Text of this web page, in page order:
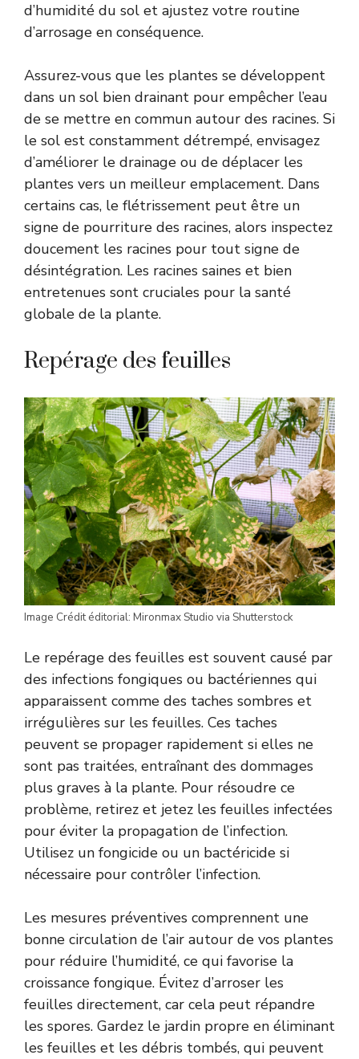
d’humidité du sol et ajustez votre routine
d’arrosage en conséquence.
Assurez-vous que les plantes se développent
dans un sol bien drainant pour empêcher l’eau
de se mettre en commun autour des racines. Si
le sol est constamment détrempé, envisagez
d’améliorer le drainage ou de déplacer les
plantes vers un meilleur emplacement. Dans
certains cas, le flétrissement peut être un
signe de pourriture des racines, alors inspectez
doucement les racines pour tout signe de
désintégration. Les racines saines et bien
entretenues sont cruciales pour la santé
globale de la plante.
Repérage des feuilles
Image Crédit éditorial: Mironmax Studio via Shutterstock
Le repérage des feuilles est souvent causé par
des infections fongiques ou bactériennes qui
apparaissent comme des taches sombres et
irrégulières sur les feuilles. Ces taches
peuvent se propager rapidement si elles ne
sont pas traitées, entraînant des dommages
plus graves à la plante. Pour résoudre ce
problème, retirez et jetez les feuilles infectées
pour éviter la propagation de l’infection.
Utilisez un fongicide ou un bactéricide si
nécessaire pour contrôler l’infection.
Les mesures préventives comprennent une
bonne circulation de l’air autour de vos plantes
pour réduire l’humidité, ce qui favorise la
croissance fongique. Évitez d’arroser les
feuilles directement, car cela peut répandre
les spores. Gardez le jardin propre en éliminant
les feuilles et les débris tombés, qui peuvent